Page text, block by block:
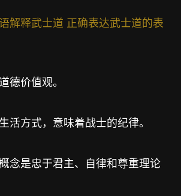
解释武士道 正确表达武士道的表
德价值观。
活方式，意味着战士的纪律。
念是忠于君主、自律和尊重理论